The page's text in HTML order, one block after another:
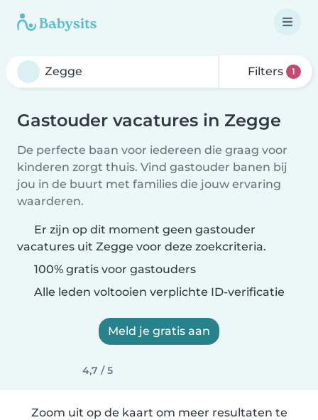
Filters 1
Gastouder vacatures in Zegge
De perfecte baan voor iedereen die graag voor
kinderen zorgt thuis. Vind gastouder banen bij
jou in de buurt met families die jouw ervaring
waarderen.
Er zijn op dit moment geen gastouder
vacatures uit Zegge voor deze zoekcriteria.
100% gratis voor gastouders
Alle leden voltooien verplichte ID-verificatie
Meld je gratis aan
4,7 / 5
Zoom uit op de kaart om meer resultaten te